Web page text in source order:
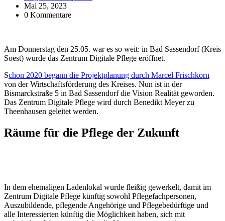
Mai 25, 2023
0 Kommentare
Am Donnerstag den 25.05. war es so weit: in Bad Sassendorf (Kreis
Soest) wurde das Zentrum Digitale Pflege eröffnet.
Schon 2020 begann die Projektplanung durch Marcel Frischkorn
von der Wirtschaftsförderung des Kreises. Nun ist in der
Bismarckstraße 5 in Bad Sassendorf die Vision Realität geworden.
Das Zentrum Digitale Pflege wird durch Benedikt Meyer zu
Theenhausen geleitet werden.
Räume für die Pflege der Zukunft
In dem ehemaligen Ladenlokal wurde fleißig gewerkelt, damit im
Zentrum Digitale Pflege künftig sowohl Pflegefachpersonen,
Auszubildende, pflegende Angehörige und Pflegebedürftige und
alle Interessierten künftig die Möglichkeit haben, sich mit